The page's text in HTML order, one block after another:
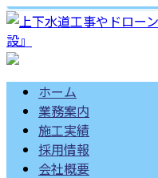
ホーム
業務案内
施工実績
採用情報
会社概要